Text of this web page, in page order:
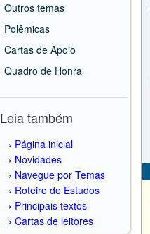
Outros temas
Polêmicas
Cartas de Apoio
Quadro de Honra
Leia também
Página inicial
Novidades
Navegue por Temas
Roteiro de Estudos
Principais textos
Cartas de leitores